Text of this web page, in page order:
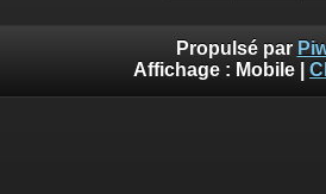
Propulsé par
Affichage : Mobile